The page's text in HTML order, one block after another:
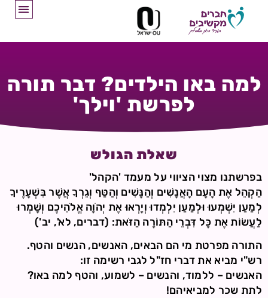
למה באו הילדים? דבר תורה
לפרשת 'וילך'
שאלת הגולש
בפרשתנו מצוי הציווי על מעמד 'הקהל'
הַקְהֵל אֶת הָעָם הָאֲנָשִׁים וְהַנָּשִׁים וְהַטַּף וְגֵרְךָ אֲשֶׁר בִּשְׁעָרֶיךָ
לְמַעַן יִשְׁמְעוּ וּלְמַעַן יִלְמְדוּ וְיָרְאוּ אֶת יְהֹוָה אֱלֹהֵיכֶם וְשָׁמְרוּ
לַעֲשׂוֹת אֶת כָּל דִּבְרֵי הַתּוֹרָה הַזֹּאת: (דברים, לא', יב')
התורה מפרטת מי הם הבאים, האנשים, הנשים והטף.
רש"י מביא את דברי חז"ל לגבי רשימה זו:
האנשים – ללמוד, והנשים – לשמוע, והטף למה באו?
לתת שכר למביאיהם!